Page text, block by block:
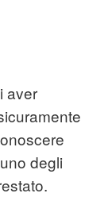
aver
degli